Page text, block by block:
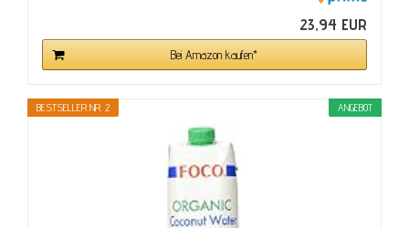
23,94 EUR
Bei Amazon kaufen*
ANGEBOT
BESTSELLER NR. 2